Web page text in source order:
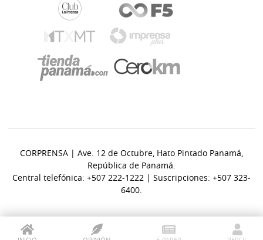
CORPRENSA | Ave. 12 de Octubre, Hato Pintado Panamá,
República de Panamá.
Central telefónica: +507 222-1222 | Suscripciones: +507 323-
6400.